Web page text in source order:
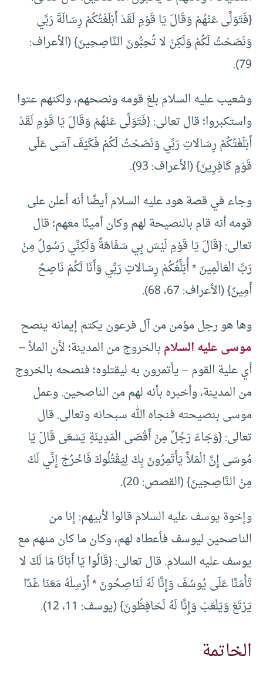
{فَتَوَلَّى عَنْهُمْ وَقَالَ يَا قَوْمِ لَقَدْ أَبْلَغْتُكُمْ رِسَالَةَ رَبِّي
وَنَصَحْتُ لَكُمْ وَلَكِنْ لا تُحِبُّونَ النَّاصِحِينَ} (الأعراف:
79).
وشعيب عليه السلام بلغ قومه ونصحهم، ولكنهم عتوا
واستكبروا؛ قال تعالى: {فَتَوَلَّى عَنْهُمْ وَقَالَ يَا قَوْمِ لَقَدْ
أَبْلَغْتُكُمْ رِسَالاتِ رَبِّي وَنَصَحْتُ لَكُمْ فَكَيْفَ آسَى عَلَى
قَوْمٍ كَافِرِينَ} (الأعراف: 93).
وجاء في قصة هود عليه السلام أيضًا أنه أعلن على
قومه أنه قام بالنصيحة لهم وكان أمينًا معهم؛ قال
تعالى: {قَالَ يَا قَوْمِ لَيْسَ بِي سَفَاهَةٌ وَلَكِنِّي رَسُولٌ مِنْ
رَبِّ الْعَالَمِينَ * أُبَلِّغُكُمْ رِسَالاتِ رَبِّي وَأَنَا لَكُمْ نَاصِحٌ
أَمِينٌ} (الأعراف: 67، 68).
وها هو رجل مؤمن من آل فرعون يكتم إيمانه ينصح
موسى عليه السلامبالخروج من المدينة؛ لأن الملأ –
أي علية القوم – يأتمرون به ليقتلوه؛ فنصحه بالخروج
من المدينة، وأخبره بأنه لهم من الناصحين. وعمل
موسى بنصيحته فنجاه الله سبحانه وتعالى. قال
تعالى: {وَجَاءَ رَجُلٌ مِنْ أَقْصَى الْمَدِينَةِ يَسْعَى قَالَ يَا
مُوسَى إِنَّ الْمَلأَ يَأْتَمِرُونَ بِكَ لِيَقْتُلُوكَ فَاخْرُجْ إِنِّي لَكَ
مِنْ النَّاصِحِينَ} (القصص: 20).
وإخوة يوسف عليه السلام قالوا لأبيهم: إنا من
الناصحين ليوسف فأعطاه لهم، وكان ما كان منهم مع
يوسف عليه السلام. قال تعالى: {قَالُوا يَا أَبَانَا مَا لَكَ لا
تَأْمَنَّا عَلَى يُوسُفَ وَإِنَّا لَهُ لَنَاصِحُونَ * أَرْسِلْهُ مَعَنَا غَدًا
يَرْتَعْ وَيَلْعَبْ وَإِنَّا لَهُ لَحَافِظُونَ} (يوسف: 11، 12).
الخاتمة